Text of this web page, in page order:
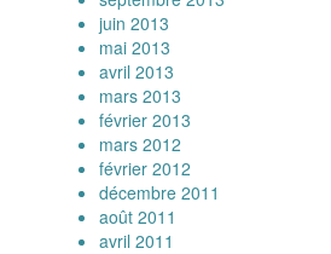
juin 2013
mai 2013
avril 2013
mars 2013
février 2013
mars 2012
février 2012
décembre 2011
août 2011
avril 2011